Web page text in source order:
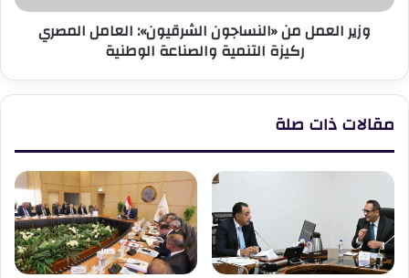
التنمية
والصناعةوزير العمل من «النساجون الشرقيون»: العامل المصري
ركيزة التنمية والصناعة الوطنية
مقالات ذات صلة